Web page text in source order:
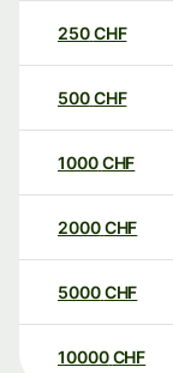
250CHF
500CHF
1000CHF
2000CHF
5000CHF
10000 CHF